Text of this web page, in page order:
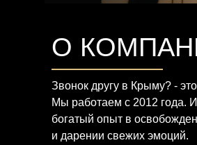
О
Звонок другу в Крыму? -
Мы работаем с 2012 года.
богатый опыт в
и дарении свежих эмоций.